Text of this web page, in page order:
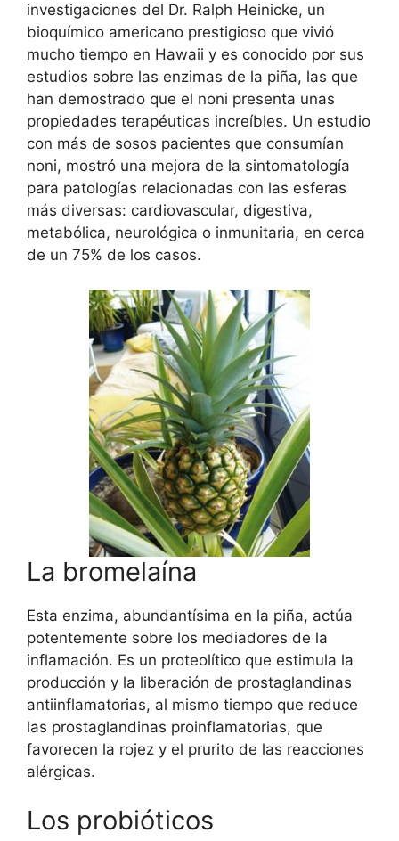
investigaciones del Dr. Ralph Heinicke, un
bioquímico americano prestigioso que vivió
mucho tiempo en Hawaii y es conocido por sus
estudios sobre las enzimas de la piña, las que
han demostrado que el noni presenta unas
propiedades terapéuticas increíbles. Un estudio
con más de sosos pacientes que consumían
noni, mostró una mejora de la sintomatología
para patologías relacionadas con las esferas
más diversas: cardiovascular, digestiva,
metabólica, neurológica o inmunitaria, en cerca
de un 75% de los casos.
La bromelaína
Esta enzima, abundantísima en la piña, actúa
potentemente sobre los mediadores de la
inflamación. Es un proteolítico que estimula la
producción y la liberación de prostaglandinas
antiinflamatorias, al mismo tiempo que reduce
las prostaglandinas proinflamatorias, que
favorecen la rojez y el prurito de las reacciones
alérgicas.
Los probióticos